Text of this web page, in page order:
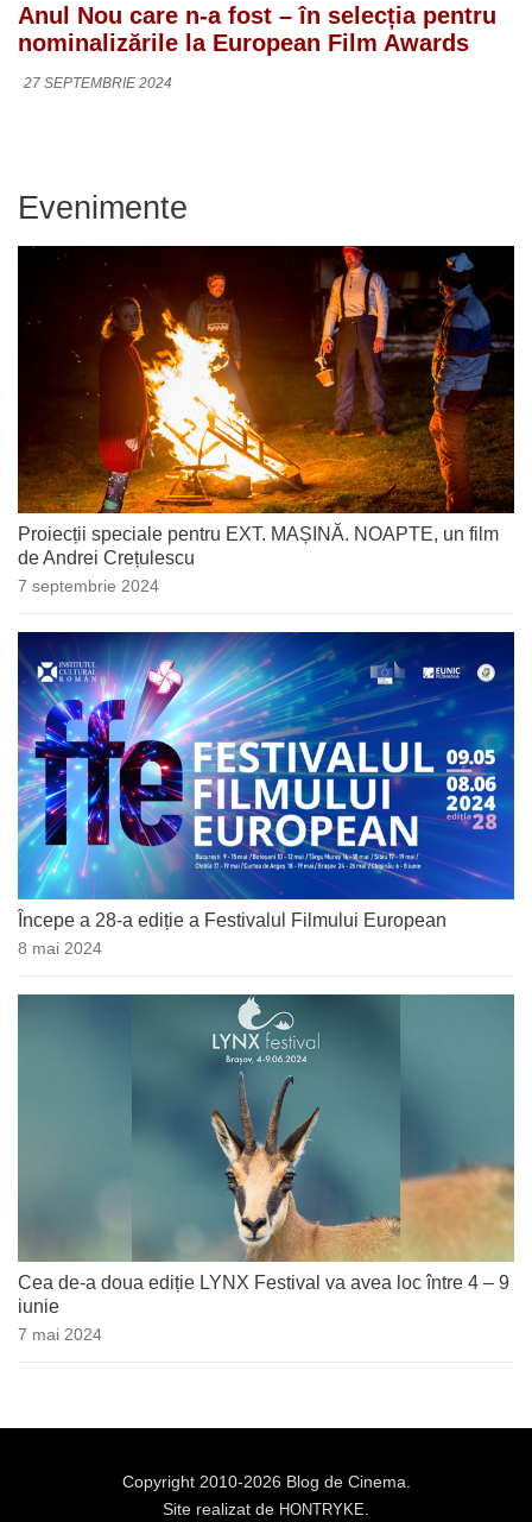
Anul Nou care n-a fost – în selecția pentru
nominalizările la European Film Awards
27 SEPTEMBRIE 2024
Evenimente
Proiecții speciale pentru EXT. MAȘINĂ. NOAPTE, un film
de Andrei Crețulescu
7 septembrie 2024
Începe a 28-a ediție a Festivalul Filmului European
8 mai 2024
Cea de-a doua ediție LYNX Festival va avea loc între 4 – 9
iunie
7 mai 2024
Copyright 2010-2026 Blog de Cinema.
Site realizat de HONTRYKE